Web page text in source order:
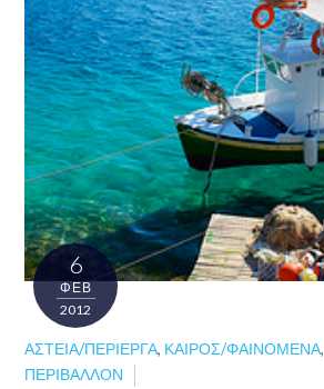
6
ΦΕΒ
2012
ΑΣΤΕΊΑ/ΠΕΡΊΕΡΓΑ, ΚΑΙΡΌΣ/ΦΑΙΝΌΜΕΝΑ,
ΠΕΡΙΒΆΛΛΟΝ